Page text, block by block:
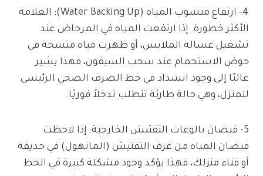
4- ارتفاع منسوب المياه (Water Backing Up): العلامة
الأكثر خطورة. إذا ارتفعت المياه في المرحاض عند
تشغيل غسالة الملابس، أو ظهرت مياه متسخة في
حوض الاستحمام عند سحب السيفون، فهذا يشير
غالبًا إلى وجود انسداد في خط الصرف الصحي الرئيسي
للمنزل، وهي حالة طارئة تتطلب تدخلاً فوريًا.
5- فيضان بالوعات التفتيش الخارجية: إذا لاحظت
فيضان المياه من غرف التفتيش (المانهول) في حديقة
أو فناء منزلك، فهذا يؤكد وجود مشكلة كبيرة في الخط